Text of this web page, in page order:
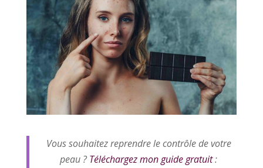
Vous souhaitez reprendre le contrôle de votre
peau ?Téléchargez mon guide gratuit: